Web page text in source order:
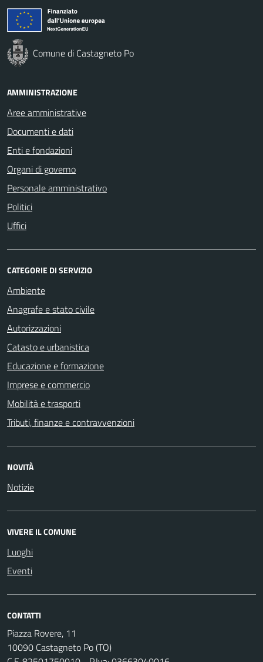
Comune di Castagneto Po
AMMINISTRAZIONE
Aree amministrative
Documenti e dati
Enti e fondazioni
Organi di governo
Personale amministrativo
Politici
Uffici
CATEGORIE DI SERVIZIO
Ambiente
Anagrafe e stato civile
Autorizzazioni
Catasto e urbanistica
Educazione e formazione
Imprese e commercio
Mobilità e trasporti
Tributi, finanze e contravvenzioni
NOVITÀ
Notizie
VIVERE IL COMUNE
Luoghi
Eventi
CONTATTI
Piazza Rovere, 11
10090 Castagneto Po (TO)